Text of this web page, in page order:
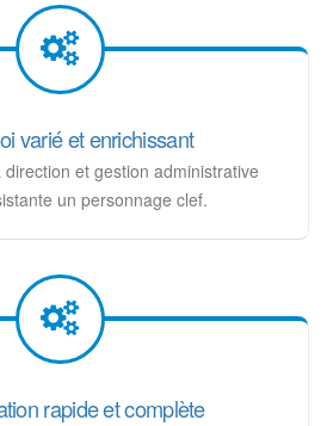
varié et enrichissant
et gestion administrative
un personnage clef.
rapide et complète